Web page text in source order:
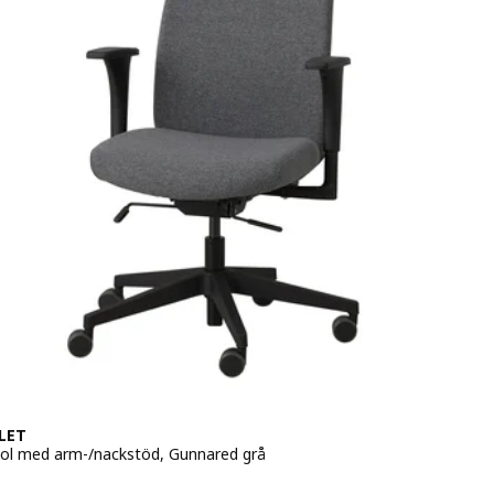
med arm-/nackstöd, Gunnared grå